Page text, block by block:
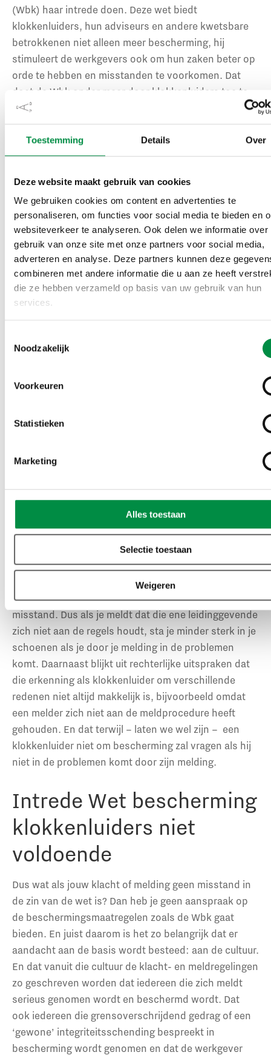
Toestemming Details Over
Deze website maakt gebruik van cookies
We gebruiken cookies om content en advertenties te
personaliseren, om functies voor social media te bieden en
websiteverkeer te analyseren. Ook delen we informatie over
gebruik van onze site met onze partners voor social media,
adverteren en analyse. Deze partners kunnen deze
combineren met andere informatie die u aan ze heeft
die ze hebben verzameld op basis van uw gebruik van hun
services.
Noodzakelijk
Voorkeuren
Statistieken
Marketing
Alles toestaan
Selectie toestaan
Weigeren
(Wbk) haar intrede doen. Deze wet biedt
klokkenluiders, hun adviseurs en andere kwetsbare
betrokkenen niet alleen meer bescherming, hij
stimuleert de werkgevers ook om hun zaken beter op
orde te hebben en misstanden te voorkomen. Dat
doet de Wbk onder meer door klokkenluiders toe te
staan hun melding direct ‘buiten de deur’ te doen,
bijvoorbeeld bij hetHuis voor Klokkenluiders. En het
is toch jammer als de melding niet intern wordt
gedaan, waardoor je als werkgever de kans mist zelf
verbeteringen zijn te vinden in duidelijke
voorschriften over feedback aan de melder en
bescherming van de melder tegen benadeling door de
werkgever.
Definitie van een
klokkenluider
ontwerp van de Wbk, is het zonder meer positief dat
de bescherming van klokkenluiders. Toch blijft er een
kunnen maken op die wettelijke bescherming, moet je
een maatschappelijk belang raakt. Alleen een
Eén leidinggevende die buitensporig declareert,
schendt integriteitsregels, maar zijn handelen levert
geen misstand op. Maar als zelfverrijking van het
management door buitensporig declareren de norm is
en mensen die daar wat over proberen te zeggen
monddood gemaakt worden, is er wél sprake van een
misstand. Dus als je meldt dat die ene leidinggevende
zich niet aan de regels houdt, sta je minder sterk in je
schoenen als je door je melding in de problemen
komt. Daarnaast blijkt uit rechterlijke uitspraken dat
die erkenning als klokkenluider om verschillende
redenen niet altijd makkelijk is, bijvoorbeeld omdat
een melder zich niet aan de meldprocedure heeft
gehouden. En dat terwijl – laten we wel zijn – een
klokkenluider niet om bescherming zal vragen als hij
niet in de problemen komt door zijn melding.
Intrede Wet bescherming
klokkenluiders niet
voldoende
Dus wat als jouw klacht of melding geen misstand in
de zin van de wet is? Dan heb je geen aanspraak op
de beschermingsmaatregelen zoals de Wbk gaat
bieden. En juist daarom is het zo belangrijk dat er
aandacht aan de basis wordt besteed: aan de cultuur.
En dat vanuit die cultuur de klacht- en meldregelingen
zo geschreven worden dat iedereen die zich meldt
serieus genomen wordt en beschermd wordt. Dat
ook iedereen die grensoverschrijdend gedrag of een
‘gewone’ integriteitsschending bespreekt in
bescherming wordt genomen en dat de werkgever